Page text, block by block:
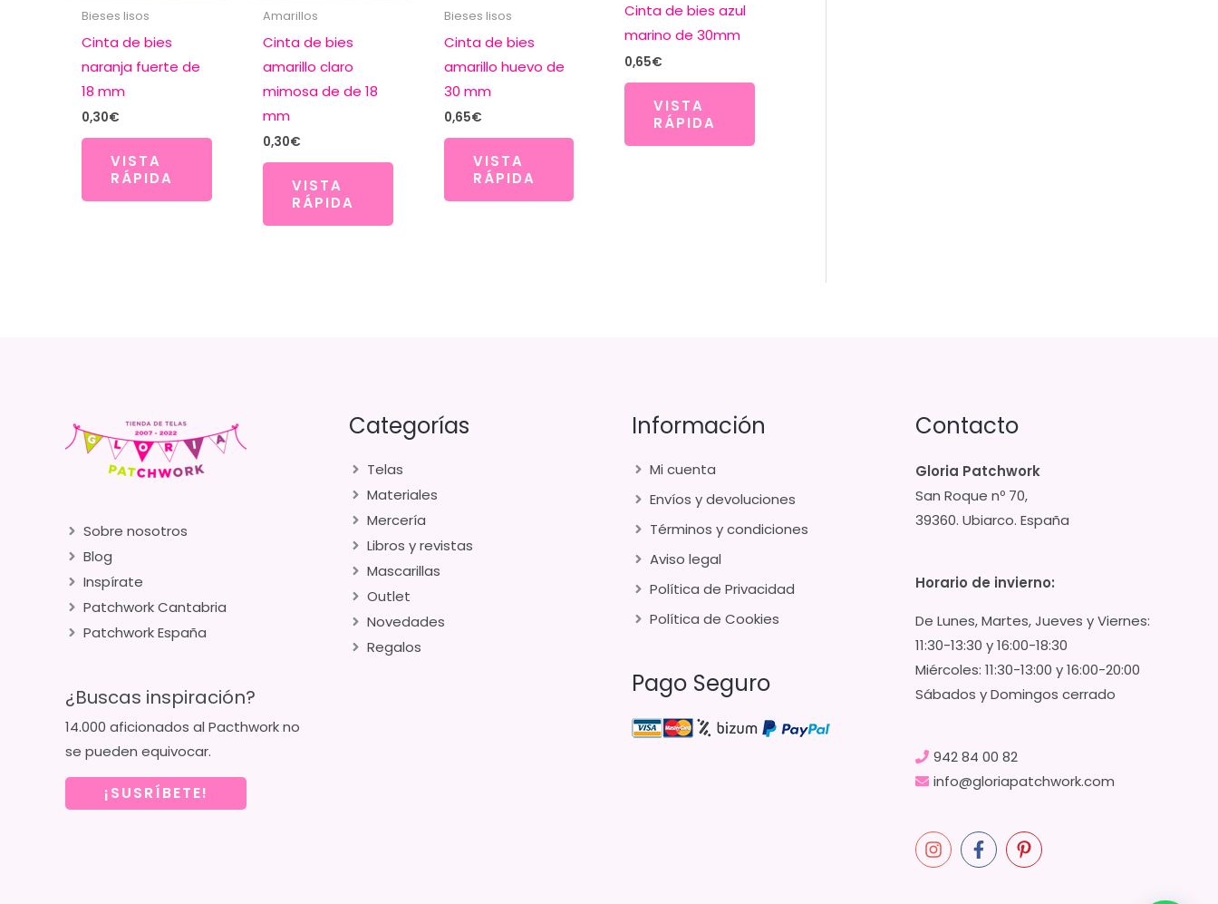
Bieses lisos
Cinta de bies
naranja fuerte de
18 mm
0,30€
VISTA
RÁPIDA
Amarillos
Cinta de bies
amarillo claro
mimosa de de 18
mm
0,30€
VISTA
RÁPIDA
Bieses lisos
Cinta de bies
amarillo huevo de
30 mm
0,65€
VISTA
RÁPIDA
Cinta de bies azul
marino de 30mm
0,65€
VISTA
RÁPIDA
Sobre nosotros
Blog
Inspírate
Patchwork Cantabria
Patchwork España
¿Buscas inspiración?
14.000 aficionados al Pacthwork no
se pueden equivocar.
¡SUSRÍBETE!
Categorías
Telas
Materiales
Mercería
Libros y revistas
Mascarillas
Outlet
Novedades
Regalos
Información
Mi cuenta
Envíos y devoluciones
Términos y condiciones
Aviso legal
Política de Privacidad
Política de Cookies
Pago Seguro
Contacto
Gloria Patchwork
San Roque nº 70,
39360. Ubiarco. España
Horario de invierno:
De Lunes, Martes, Jueves y Viernes:
11:30-13:30 y 16:00-18:30
Miércoles: 11:30-13:00 y 16:00-20:00
Sábados y Domingos cerrado
942 84 00 82
info@gloriapatchwork.com